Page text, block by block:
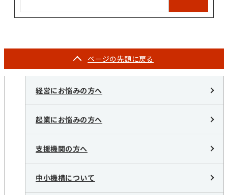
ページの先頭に戻る
経営にお悩みの方へ
起業にお悩みの方へ
支援機関の方へ
中小機構について